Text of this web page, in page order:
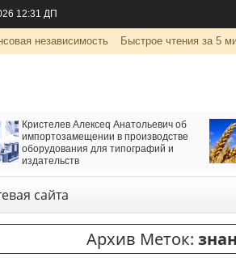
12:31 ДП
независимость Быстрое чтения за 5
Кристелев Алексеq Анатольевич об
импортозамещении в производстве
оборудования для типографий и
издательств
сайта
Архив Меток: